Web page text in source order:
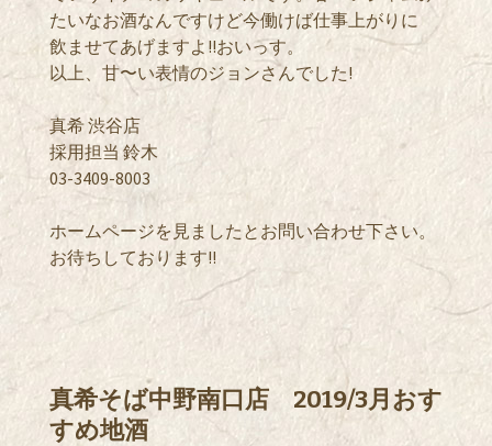
たいなお酒なんですけど今働けば仕事上がりに
飲ませてあげますよ!!おいっす。
以上、甘〜い表情のジョンさんでした!
真希 渋谷店
採用担当 鈴木
03-3409-8003
ホームページを見ましたとお問い合わせ下さい。
お待ちしております!!
真希そば中野南口店 2019/3月おす
すめ地酒